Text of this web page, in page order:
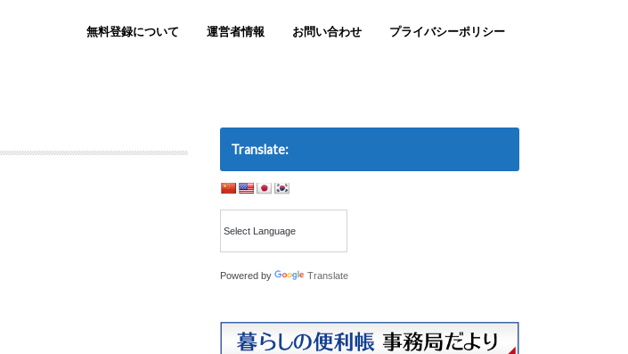
無料登録について 運営者情報 お問い合わせ プライバシーポリシー
Translate:
Powered by Translate